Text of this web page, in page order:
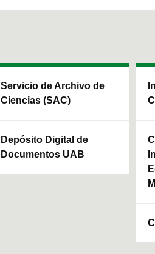
Servicio de Archivo de
Ciencias (SAC)
Depósito Digital de
Documentos UAB